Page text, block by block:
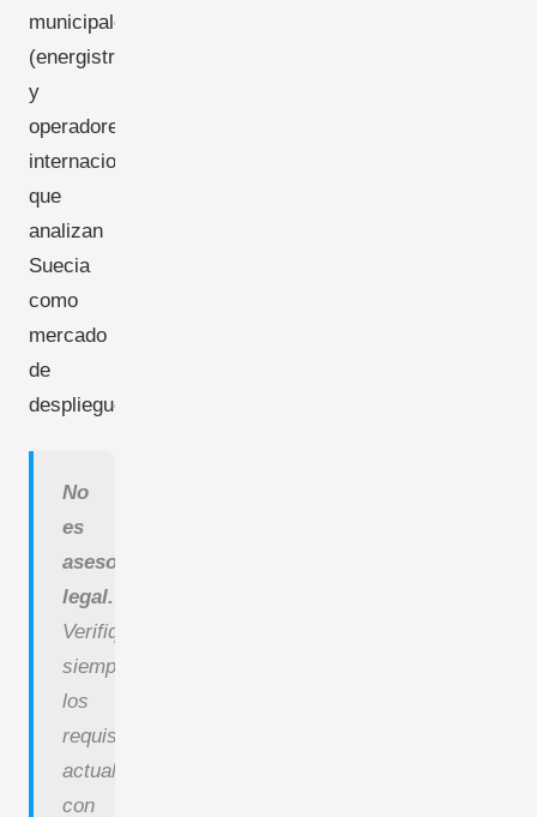
municipales
(energistrateger)
y
operadores
internacionales
que
analizan
Suecia
como
mercado
de
despliegue.
No
es
asesoría
legal.
Verifique
siempre
los
requisitos
actuales
con